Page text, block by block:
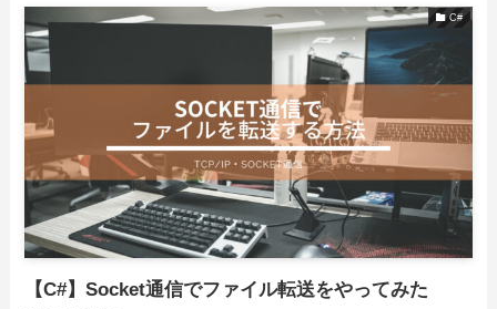
C#
【C#】Socket通信でファイル転送をやってみた